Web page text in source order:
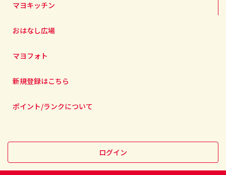
マヨキッチン
おはなし広場
マヨフォト
新規登録はこちら
ポイント/ランクについて
ログイン